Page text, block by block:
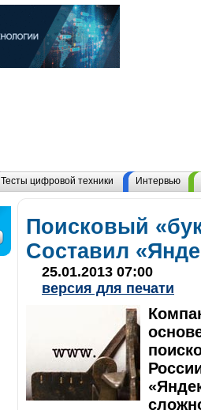
Тесты цифровой техники Интервью
Поисковый
Составил
25.01.2013 07:00
версия для печати